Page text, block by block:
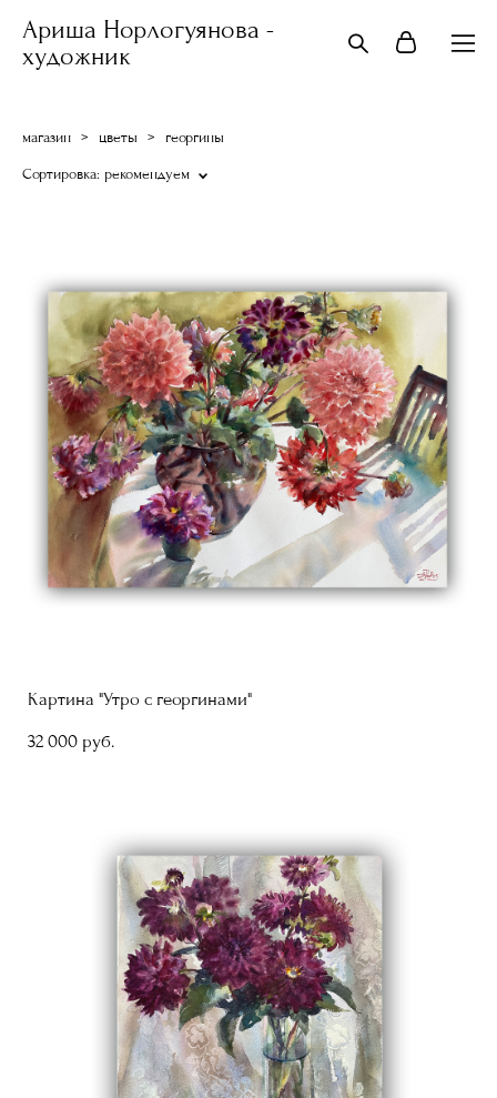
Ариша Норлогуянова -
художник
магазин > цветы > георгины
Сортировка: рекомендуем
Картина "Утро с георгинами"
32 000 pуб.